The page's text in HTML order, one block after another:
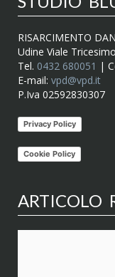
RISARCIMENTO
Udine Viale
Tel. 0432 680051 |
E-mail: vpd@vpd.it
P.Iva 02592830307
Privacy Policy
Cookie Policy
ARTICOLO